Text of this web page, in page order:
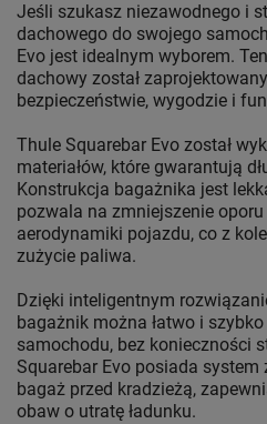
Jeśli szukasz niezawodnego i
dachowego do swojego
Evo jest idealnym wyborem.
dachowy został
bezpieczeństwie, wygodzie i
Thule Squarebar Evo został
materiałów, które gwarantują
Konstrukcja bagażnika jest
pozwala na zmniejszenie
aerodynamiki pojazdu, co z
zużycie paliwa.
Dzięki inteligentnym
bagażnik można łatwo i
samochodu, bez konieczności
Squarebar Evo posiada system
bagaż przed kradzieżą,
obaw o utratę ładunku.